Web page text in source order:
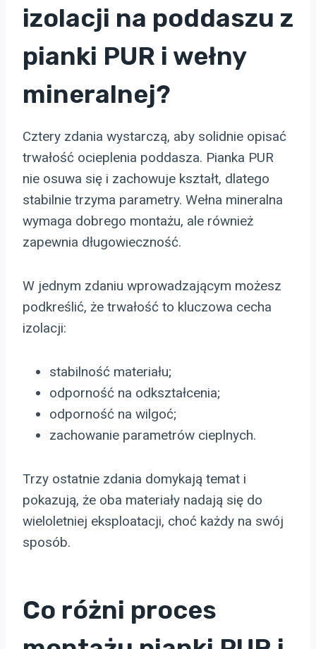
izolacji na poddaszu z
pianki PUR i wełny
mineralnej?
Cztery zdania wystarczą, aby solidnie opisać
trwałość ocieplenia poddasza. Pianka PUR
nie osuwa się i zachowuje kształt, dlatego
stabilnie trzyma parametry. Wełna mineralna
wymaga dobrego montażu, ale również
zapewnia długowieczność.
W jednym zdaniu wprowadzającym możesz
podkreślić, że trwałość to kluczowa cecha
izolacji:
stabilność materiału;
odporność na odkształcenia;
odporność na wilgoć;
zachowanie parametrów cieplnych.
Trzy ostatnie zdania domykają temat i
pokazują, że oba materiały nadają się do
wieloletniej eksploatacji, choć każdy na swój
sposób.
Co różni proces